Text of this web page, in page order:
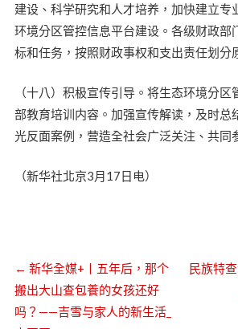
建设、科学研究和人才培养，加快建立专
环境分区管控信息平台建设。各级财政部
标和任务，按照财政事权和支出责任划分
（十八）积极宣传引导。将生态环境分
部教育培训内容。加强宣传解读，及时总
光反面案例，营造全社会广泛关注、共同
（新华社北京3月17日电）
← 新华全媒+丨五年后，那个
搬出大山查包養的女孩还好
吗？——吉雪与家人的新生活_
民族特